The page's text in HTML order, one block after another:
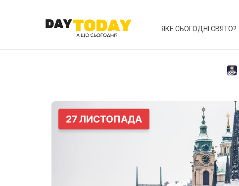
ЯКЕ СЬОГОДНІ СВЯТО?